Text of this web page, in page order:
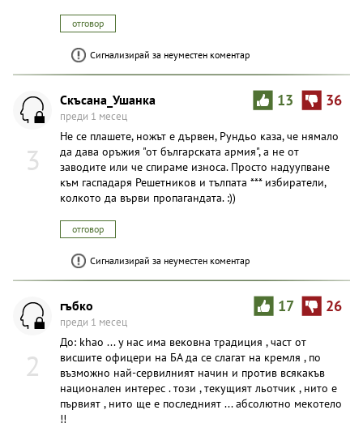
отговор
Сигнализирай за неуместен коментар
3
13 36
Скъсана_Ушанка
преди 1 месец
Не се плашете, ножът е дървен, Рундьо каза, че нямало
да дава оръжия "от българската армия", а не от
заводите или че спираме износа. Просто надуупване
към гаспадаря Решетников и тълпата *** избиратели,
колкото да върви пропагандата. :))
отговор
Сигнализирай за неуместен коментар
2
17 26
гъбко
преди 1 месец
До: khao ... у нас има вековна традиция , част от
висшите офицери на БА да се слагат на кремля , по
възможно най-сервилният начин и против всякакъв
национален интерес . този , текущият льотчик , нито е
първият , нито ще е последният ... абсолютно мекотело
!!